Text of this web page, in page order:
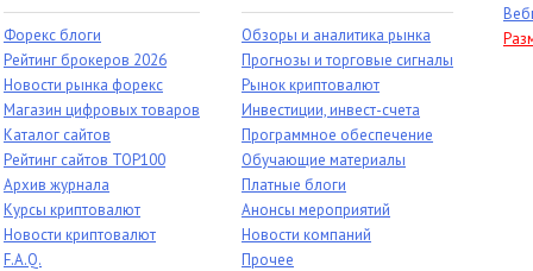
Форекс блоги
Рейтинг брокеров 2026
Новости рынка форекс
Магазин цифровых товаров
Каталог сайтов
Рейтинг сайтов TOP100
Архив журнала
Курсы криптовалют
Новости криптовалют
F.A.Q.
Обзоры и аналитика рынка
Прогнозы и торговые сигналы
Рынок криптовалют
Инвестиции, инвест-счета
Программное обеспечение
Обучающие материалы
Платные блоги
Анонсы мероприятий
Новости компаний
Прочее